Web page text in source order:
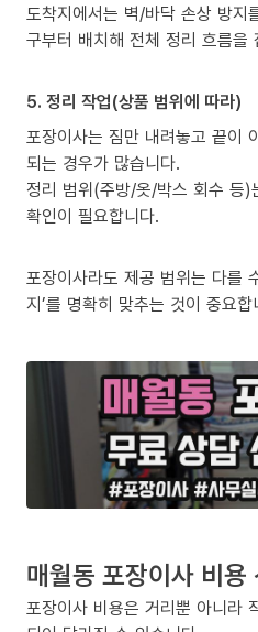
도착지에서는 벽/바닥 손상 방지
구부터 배치해 전체 정리 흐름을
5. 정리 작업(상품 범위에 따라)
포장이사는 짐만 내려놓고 끝이
되는 경우가 많습니다.
정리 범위(주방/옷/박스 회수 등)
확인이 필요합니다.
포장이사라도 제공 범위는 다를
지’를 명확히 맞추는 것이 중요합
매월동 포장이사 비용
포장이사 비용은 거리뿐 아니라